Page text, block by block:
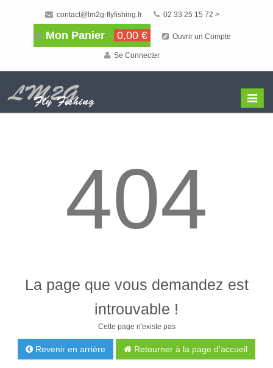
contact@lm2g-flyfishing.fr 02 33 25 15 72 >
Mon Panier 0,00 € Ouvrir un Compte
Se Connecter
Menu
404
La page que vous demandez est
introuvable !
Cette page n'existe pas
Revenir en arrière Retourner à la page d'accueil